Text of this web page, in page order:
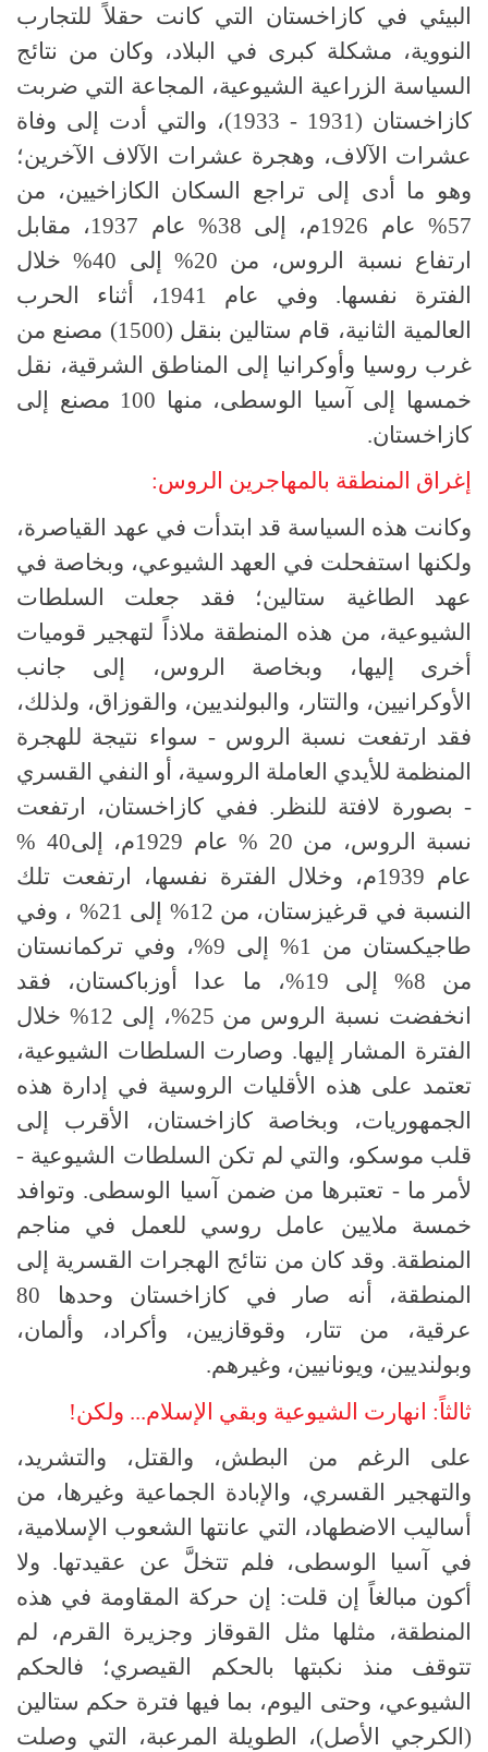
البيئي في كازاخستان التي كانت حقلاً للتجارب
النووية، مشكلة كبرى في البلاد، وكان من نتائج
السياسة الزراعية الشيوعية، المجاعة التي ضربت
كازاخستان (1931 - 1933)، والتي أدت إلى وفاة
عشرات الآلاف، وهجرة عشرات الآلاف الآخرين؛
وهو ما أدى إلى تراجع السكان الكازاخيين، من
57% عام 1926م، إلى 38% عام 1937، مقابل
ارتفاع نسبة الروس، من 20% إلى 40% خلال
الفترة نفسها. وفي عام 1941، أثناء الحرب
العالمية الثانية، قام ستالين بنقل (1500) مصنع من
غرب روسيا وأوكرانيا إلى المناطق الشرقية، نقل
خمسها إلى آسيا الوسطى، منها 100 مصنع إلى
كازاخستان.
إغراق المنطقة بالمهاجرين الروس:
وكانت هذه السياسة قد ابتدأت في عهد القياصرة،
ولكنها استفحلت في العهد الشيوعي، وبخاصة في
عهد الطاغية ستالين؛ فقد جعلت السلطات
الشيوعية، من هذه المنطقة ملاذاً لتهجير قوميات
أخرى إليها، وبخاصة الروس، إلى جانب
الأوكرانيين، والتتار، والبولنديين، والقوزاق، ولذلك،
فقد ارتفعت نسبة الروس - سواء نتيجة للهجرة
المنظمة للأيدي العاملة الروسية، أو النفي القسري
- بصورة لافتة للنظر. ففي كازاخستان، ارتفعت
نسبة الروس، من 20 % عام 1929م، إلى40 %
عام 1939م، وخلال الفترة نفسها، ارتفعت تلك
النسبة في قرغيزستان، من 12% إلى 21% ، وفي
طاجيكستان من 1% إلى 9%، وفي تركمانستان
من 8% إلى 19%، ما عدا أوزباكستان، فقد
انخفضت نسبة الروس من 25%، إلى 12% خلال
الفترة المشار إليها. وصارت السلطات الشيوعية،
تعتمد على هذه الأقليات الروسية في إدارة هذه
الجمهوريات، وبخاصة كازاخستان، الأقرب إلى
قلب موسكو، والتي لم تكن السلطات الشيوعية -
لأمر ما - تعتبرها من ضمن آسيا الوسطى. وتوافد
خمسة ملايين عامل روسي للعمل في مناجم
المنطقة. وقد كان من نتائج الهجرات القسرية إلى
المنطقة، أنه صار في كازاخستان وحدها 80
عرقية، من تتار، وقوقازيين، وأكراد، وألمان،
وبولنديين، ويونانيين، وغيرهم.
ثالثاً: انهارت الشيوعية وبقي الإسلام... ولكن!
على الرغم من البطش، والقتل، والتشريد،
والتهجير القسري، والإبادة الجماعية وغيرها، من
أساليب الاضطهاد، التي عانتها الشعوب الإسلامية،
في آسيا الوسطى، فلم تتخلَّ عن عقيدتها. ولا
أكون مبالغاً إن قلت: إن حركة المقاومة في هذه
المنطقة، مثلها مثل القوقاز وجزيرة القرم، لم
تتوقف منذ نكبتها بالحكم القيصري؛ فالحكم
الشيوعي، وحتى اليوم، بما فيها فترة حكم ستالين
(الكرجي الأصل)، الطويلة المرعبة، التي وصلت